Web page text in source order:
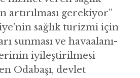
artırılması gerekiyor”
sağlık turizmi için
sunması ve havaalanı-
iyileştirilmesi
Odabaşı, devlet